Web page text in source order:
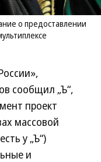
о предоставлении
сообщил „Ъ“,
проект
массовой
у „Ъ“)
и